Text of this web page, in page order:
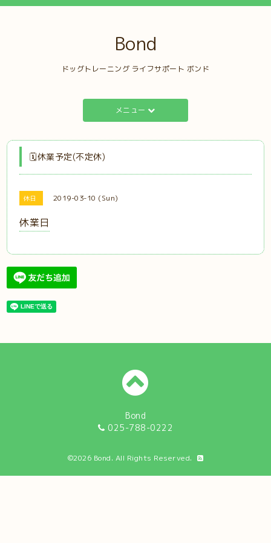
Bond
ドッグトレーニング ライフサポート ボンド
メニュー
🗓️休業予定(不定休)
休日 2019-03-10 (Sun)
休業日
Bond
025-788-0222
©2026 Bond. All Rights Reserved.